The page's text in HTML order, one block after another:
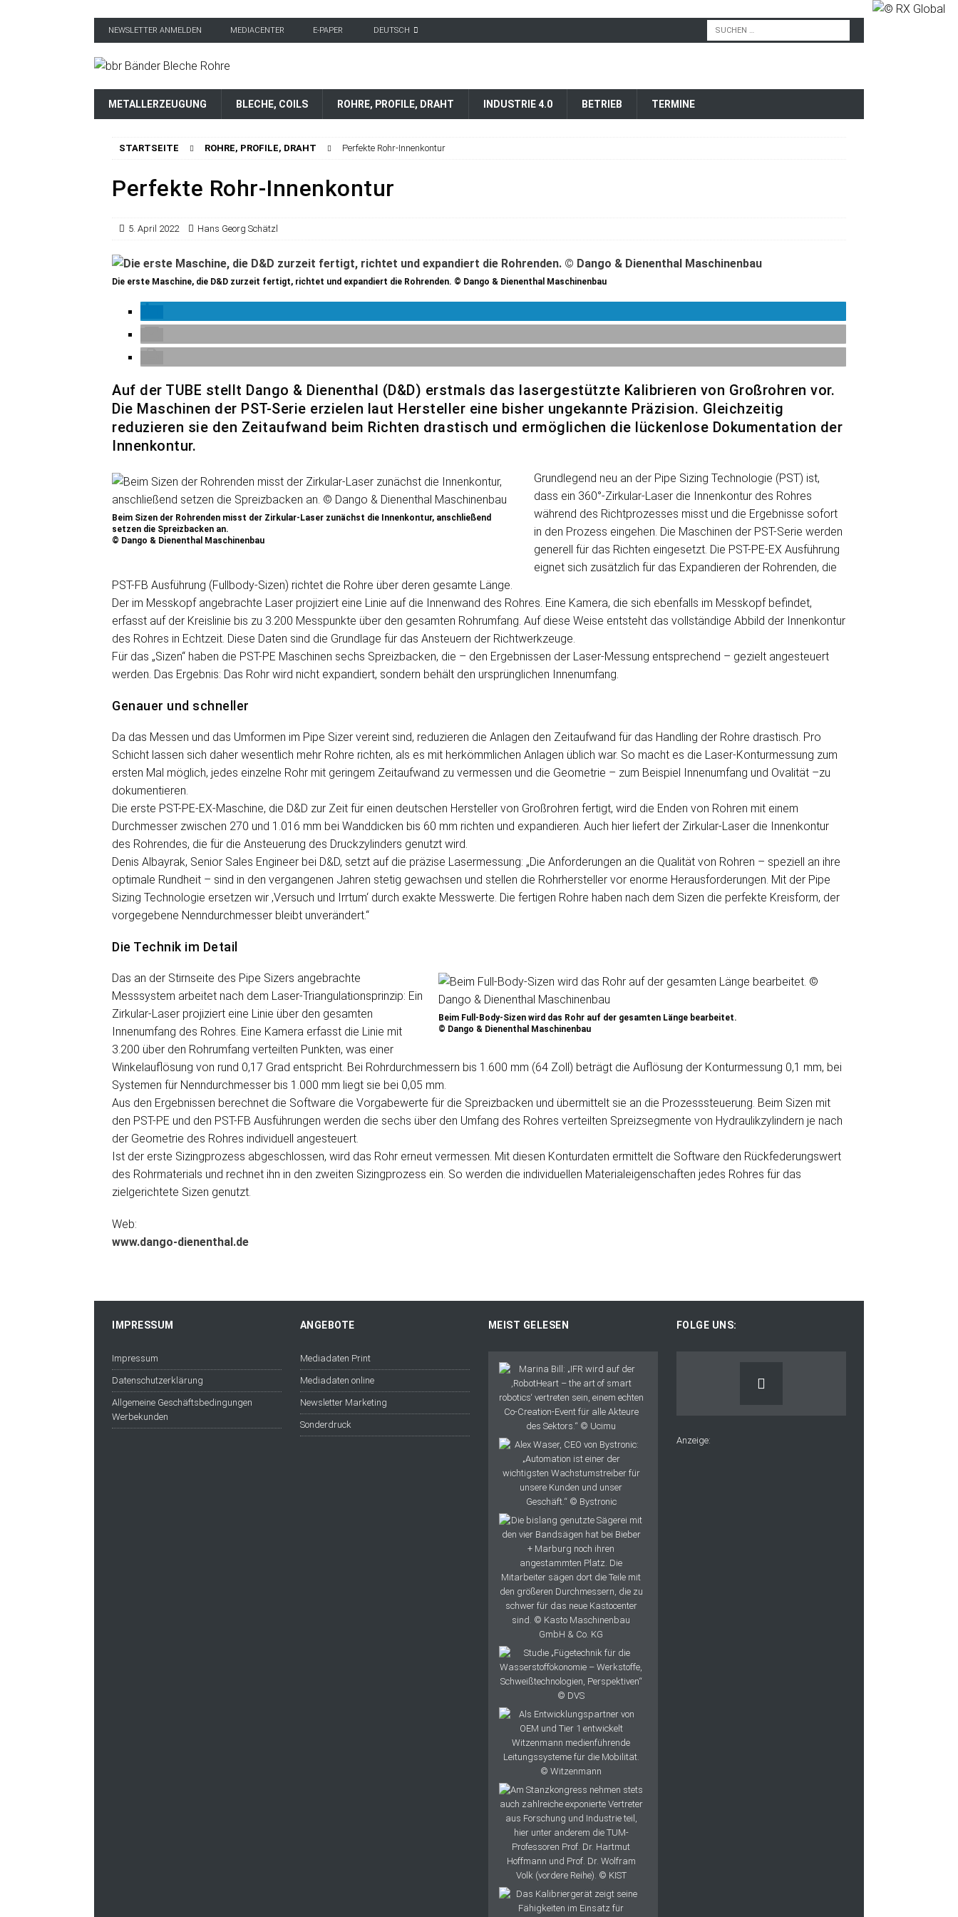
NEWSLETTER ANMELDEN MEDIACENTER E-PAPER DEUTSCH
METALLERZEUGUNG BLECHE, COILS ROHRE, PROFILE, DRAHT INDUSTRIE 4.0 BETRIEB TERMINE
STARTSEITE ROHRE, PROFILE, DRAHT Perfekte Rohr-Innenkontur
Perfekte Rohr-Innenkontur
5. April 2022 Hans Georg Schätzl
Die erste Maschine, die D&D zurzeit fertigt, richtet und expandiert die Rohrenden. © Dango & Dienenthal Maschinenbau
Auf der TUBE stellt Dango & Dienenthal (D&D) erstmals das lasergestützte Kalibrieren von Großrohren vor.
Die Maschinen der PST-Serie erzielen laut Hersteller eine bisher ungekannte Präzision. Gleichzeitig
reduzieren sie den Zeitaufwand beim Richten drastisch und ermöglichen die lückenlose Dokumentation der
Innenkontur.
Beim Sizen der Rohrenden misst der Zirkular-Laser zunächst die Innenkontur, anschließend
setzen die Spreizbacken an.
© Dango & Dienenthal Maschinenbau
Grundlegend neu an der Pipe Sizing Technologie (PST) ist,
dass ein 360°-Zirkular-Laser die Innenkontur des Rohres
während des Richtprozesses misst und die Ergebnisse sofort
in den Prozess eingehen. Die Maschinen der PST-Serie werden
generell für das Richten eingesetzt. Die PST-PE-EX Ausführung
eignet sich zusätzlich für das Expandieren der Rohrenden, die
PST-FB Ausführung (Fullbody-Sizen) richtet die Rohre über deren gesamte Länge.
Der im Messkopf angebrachte Laser projiziert eine Linie auf die Innenwand des Rohres. Eine Kamera, die sich ebenfalls im Messkopf befindet,
erfasst auf der Kreislinie bis zu 3.200 Messpunkte über den gesamten Rohrumfang. Auf diese Weise entsteht das vollständige Abbild der Innenkontur
des Rohres in Echtzeit. Diese Daten sind die Grundlage für das Ansteuern der Richtwerkzeuge.
Für das „Sizen“ haben die PST-PE Maschinen sechs Spreizbacken, die – den Ergebnissen der Laser-Messung entsprechend – gezielt angesteuert
werden. Das Ergebnis: Das Rohr wird nicht expandiert, sondern behält den ursprünglichen Innenumfang.
Genauer und schneller
Da das Messen und das Umformen im Pipe Sizer vereint sind, reduzieren die Anlagen den Zeitaufwand für das Handling der Rohre drastisch. Pro
Schicht lassen sich daher wesentlich mehr Rohre richten, als es mit herkömmlichen Anlagen üblich war. So macht es die Laser-Konturmessung zum
ersten Mal möglich, jedes einzelne Rohr mit geringem Zeitaufwand zu vermessen und die Geometrie – zum Beispiel Innenumfang und Ovalität –zu
dokumentieren.
Die erste PST-PE-EX-Maschine, die D&D zur Zeit für einen deutschen Hersteller von Großrohren fertigt, wird die Enden von Rohren mit einem
Durchmesser zwischen 270 und 1.016 mm bei Wanddicken bis 60 mm richten und expandieren. Auch hier liefert der Zirkular-Laser die Innenkontur
des Rohrendes, die für die Ansteuerung des Druckzylinders genutzt wird.
Denis Albayrak, Senior Sales Engineer bei D&D, setzt auf die präzise Lasermessung: „Die Anforderungen an die Qualität von Rohren – speziell an ihre
optimale Rundheit – sind in den vergangenen Jahren stetig gewachsen und stellen die Rohrhersteller vor enorme Herausforderungen. Mit der Pipe
Sizing Technologie ersetzen wir ‚Versuch und Irrtum‘ durch exakte Messwerte. Die fertigen Rohre haben nach dem Sizen die perfekte Kreisform, der
vorgegebene Nenndurchmesser bleibt unverändert.“
Die Technik im Detail
Beim Full-Body-Sizen wird das Rohr auf der gesamten Länge bearbeitet.
© Dango & Dienenthal Maschinenbau
Das an der Stirnseite des Pipe Sizers angebrachte
Messsystem arbeitet nach dem Laser-Triangulationsprinzip: Ein
Zirkular-Laser projiziert eine Linie über den gesamten
Innenumfang des Rohres. Eine Kamera erfasst die Linie mit
3.200 über den Rohrumfang verteilten Punkten, was einer
Winkelauflösung von rund 0,17 Grad entspricht. Bei Rohrdurchmessern bis 1.600 mm (64 Zoll) beträgt die Auflösung der Konturmessung 0,1 mm, bei
Systemen für Nenndurchmesser bis 1.000 mm liegt sie bei 0,05 mm.
Aus den Ergebnissen berechnet die Software die Vorgabewerte für die Spreizbacken und übermittelt sie an die Prozesssteuerung. Beim Sizen mit
den PST-PE und den PST-FB Ausführungen werden die sechs über den Umfang des Rohres verteilten Spreizsegmente von Hydraulikzylindern je nach
der Geometrie des Rohres individuell angesteuert.
Ist der erste Sizingprozess abgeschlossen, wird das Rohr erneut vermessen. Mit diesen Konturdaten ermittelt die Software den Rückfederungswert
des Rohrmaterials und rechnet ihn in den zweiten Sizingprozess ein. So werden die individuellen Materialeigenschaften jedes Rohres für das
zielgerichtete Sizen genutzt.
Web:
www.dango-dienenthal.de
IMPRESSUM
Impressum
Datenschutzerklärung
Allgemeine Geschäftsbedingungen
Werbekunden
ANGEBOTE
Mediadaten Print
Mediadaten online
Newsletter Marketing
Sonderdruck
MEIST GELESEN FOLGE UNS:
Anzeige: